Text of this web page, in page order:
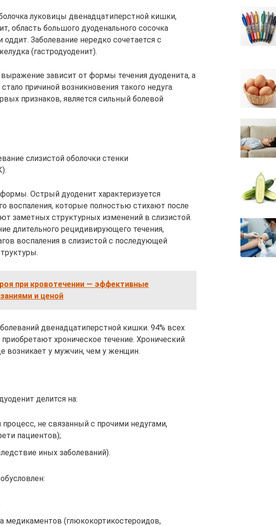
луковицы двенадцатиперстной кишки,
область большого дуоденального сосочка
Заболевание нередко сочетается с
(гастродуоденит).
зависит от формы течения дуоденита, а
причиной возникновения такого недуга.
признаков, является сильный болевой
слизистой оболочки стенки
Острый дуоденит характеризуется
которые полностью стихают после
заметных структурных изменений в слизистой.
длительного рецидивирующего течения,
воспаления в слизистой с последующей
при кровотечении — эффективные
и ценой
двенадцатиперстной кишки. 94% всех
хроническое течение. Хронический
возникает у мужчин, чем у женщин.
делится на:
не связанный с прочими недугами,
пациентов);
иных заболеваний).
медикаментов (глюкокортикостероидов,